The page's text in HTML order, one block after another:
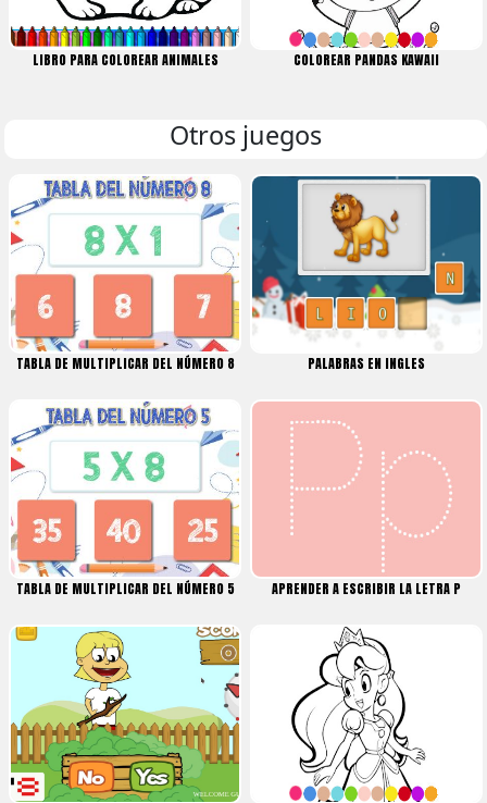
LIBRO PARA COLOREAR ANIMALES COLOREAR PANDAS KAWAII
Otros juegos
TABLA DE MULTIPLICAR DEL NÚMERO 8 PALABRAS EN INGLES
TABLA DE MULTIPLICAR DEL NÚMERO 5 APRENDER A ESCRIBIR LA LETRA P